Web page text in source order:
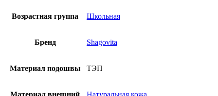
Возрастная группа Школьная
Бренд Shagovita
Материал подошвы ТЭП
Материал внешний Натуральная кожа